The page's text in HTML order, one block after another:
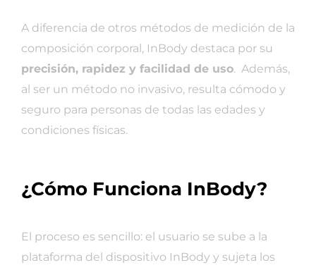
A diferencia de otros métodos de medición de la
composición corporal, InBody destaca por su
precisión, rapidez y facilidad de uso. Además,
al ser un método no invasivo, resulta cómodo y
seguro para personas de todas las edades y
condiciones físicas.
¿Cómo Funciona InBody?
El proceso es sencillo: el usuario se sube a la
plataforma del dispositivo InBody y sujeta los